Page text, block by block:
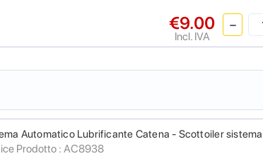
€9.00
Incl. IVA
Automatico Lubrificante Catena - Scottoiler
Prodotto : AC8938